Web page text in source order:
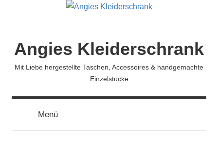
Angies Kleiderschrank
Mit Liebe hergestellte Taschen, Accessoires & handgemachte
Einzelstücke
Menü